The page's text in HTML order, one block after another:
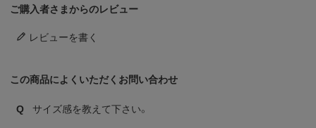
ご購入者さまからのレビュー
レビューを書く
この商品によくいただくお問い合わせ
Q サイズ感を教えて下さい。